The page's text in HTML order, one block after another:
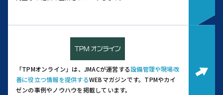
「TPMオンライン」は、JMACが運営する設備管理や現場改
善に役立つ情報を提供するWEBマガジンです。 TPMやカイ
ゼンの事例やノウハウを掲載しています。